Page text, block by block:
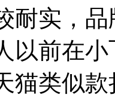
耐实，品
以前在
猫类似